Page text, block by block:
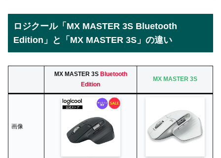
ロジクール「MX MASTER 3S Bluetooth
Edition」と「MX MASTER 3S」の違い
MX MASTER 3SBluetooth
Edition
MX MASTER 3S
画像